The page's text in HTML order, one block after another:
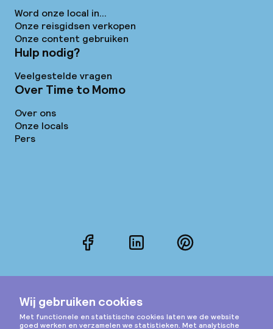
Word onze local in...
Onze reisgidsen verkopen
Onze content gebruiken
Hulp nodig?
Veelgestelde vragen
Over Time to Momo
Over ons
Onze locals
Pers
FacebookLinkedInPinterest
Instagram